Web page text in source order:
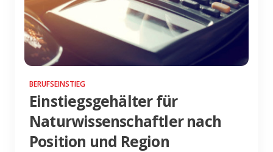
BERUFSEINSTIEG
Einstiegsgehälter für
Naturwissenschaftler nach
Position und Region